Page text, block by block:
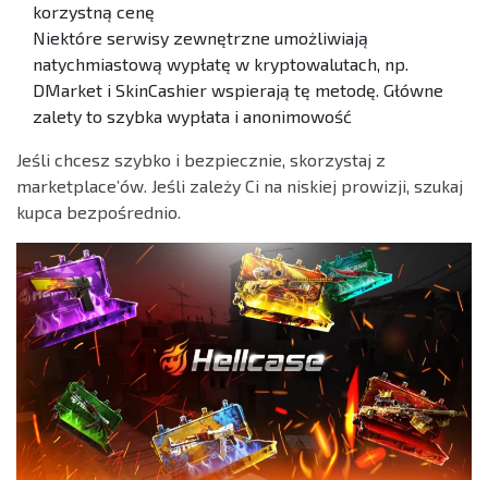
korzystną cenę
Niektóre serwisy zewnętrzne umożliwiają
natychmiastową wypłatę w kryptowalutach, np.
DMarket i SkinCashier wspierają tę metodę. Główne
zalety to szybka wypłata i anonimowość
Jeśli chcesz szybko i bezpiecznie, skorzystaj z
marketplace’ów. Jeśli zależy Ci na niskiej prowizji, szukaj
kupca bezpośrednio.